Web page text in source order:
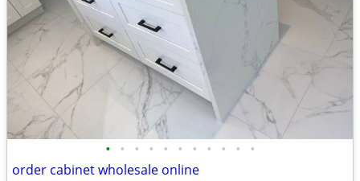
• • • • • • • • • • •
order cabinet wholesale online